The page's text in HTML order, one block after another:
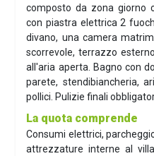
composto da zona giorno
con piastra elettrica 2
divano, una camera
scorrevole, terrazzo
all'aria aperta. Bagno con
parete, stendibiancheria,
pollici. Pulizie finali
La quota comprende
Consumi elettrici,
attrezzature interne al